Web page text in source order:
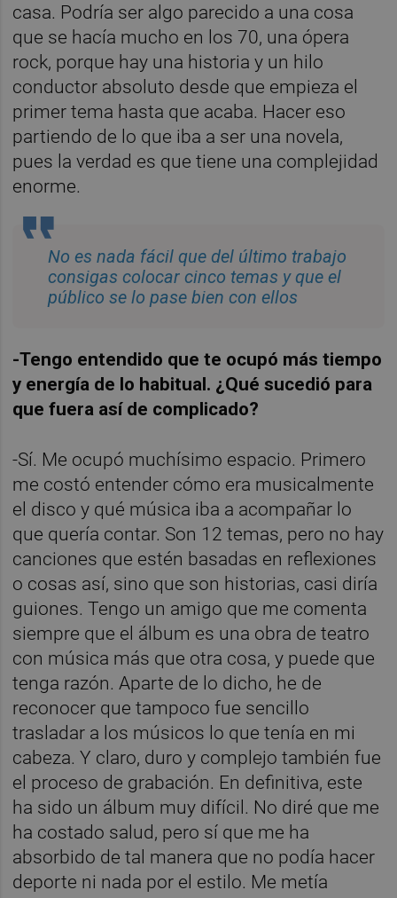
casa. Podría ser algo parecido a una cosa
que se hacía mucho en los 70, una ópera
rock, porque hay una historia y un hilo
conductor absoluto desde que empieza el
primer tema hasta que acaba. Hacer eso
partiendo de lo que iba a ser una novela,
pues la verdad es que tiene una complejidad
enorme.
No es nada fácil que del último trabajo
consigas colocar cinco temas y que el
público se lo pase bien con ellos
-Tengo entendido que te ocupó más tiempo
y energía de lo habitual. ¿Qué sucedió para
que fuera así de complicado?
-Sí. Me ocupó muchísimo espacio. Primero
me costó entender cómo era musicalmente
el disco y qué música iba a acompañar lo
que quería contar. Son 12 temas, pero no hay
canciones que estén basadas en reflexiones
o cosas así, sino que son historias, casi diría
guiones. Tengo un amigo que me comenta
siempre que el álbum es una obra de teatro
con música más que otra cosa, y puede que
tenga razón. Aparte de lo dicho, he de
reconocer que tampoco fue sencillo
trasladar a los músicos lo que tenía en mi
cabeza. Y claro, duro y complejo también fue
el proceso de grabación. En definitiva, este
ha sido un álbum muy difícil. No diré que me
ha costado salud, pero sí que me ha
absorbido de tal manera que no podía hacer
deporte ni nada por el estilo. Me metía